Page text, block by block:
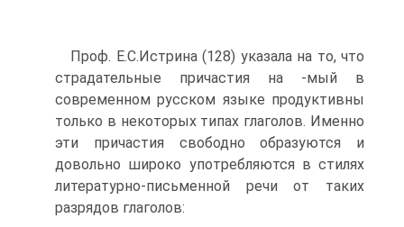
Проф. Е.С.Истрина (128) указала на то, что
страдательные причастия на -мый в
современном русском языке продуктивны
только в некоторых типах глаголов. Именно
эти причастия свободно образуются и
довольно широко употребляются в стилях
литературно-письменной речи от таких
разрядов глаголов: